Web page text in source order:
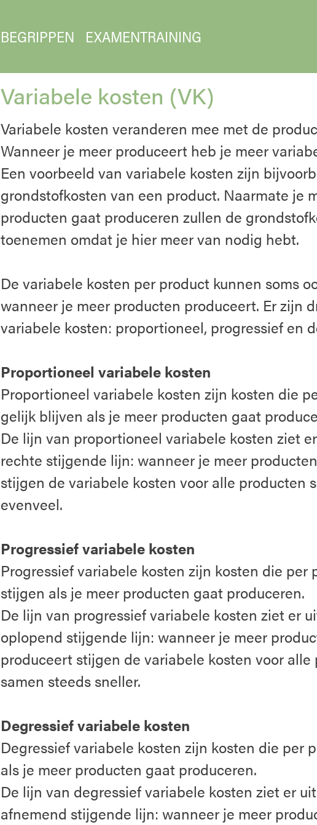
BEGRIPPEN EXAMENTRAINING
Variabele kosten (VK)
Variabele kosten veranderen mee met de
Wanneer je meer produceert heb je meer
Een voorbeeld van variabele kosten zijn
grondstofkosten van een product. Naarmate je
producten gaat produceren zullen de
toenemen omdat je hier meer van nodig hebt.
De variabele kosten per product kunnen soms
wanneer je meer producten produceert. Er zijn
variabele kosten: proportioneel, progressief en
Proportioneel variabele kosten
Proportioneel variabele kosten zijn kosten die
gelijk blijven als je meer producten gaat
De lijn van proportioneel variabele kosten ziet
rechte stijgende lijn: wanneer je meer
stijgen de variabele kosten voor alle producten
evenveel.
Progressief variabele kosten
Progressief variabele kosten zijn kosten die per
stijgen als je meer producten gaat produceren.
De lijn van progressief variabele kosten ziet er
oplopend stijgende lijn: wanneer je meer
produceert stijgen de variabele kosten voor alle
samen steeds sneller.
Degressief variabele kosten
Degressief variabele kosten zijn kosten die per
als je meer producten gaat produceren.
De lijn van degressief variabele kosten ziet er
afnemend stijgende lijn: wanneer je meer